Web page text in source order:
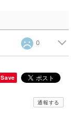
0
Save
通報する